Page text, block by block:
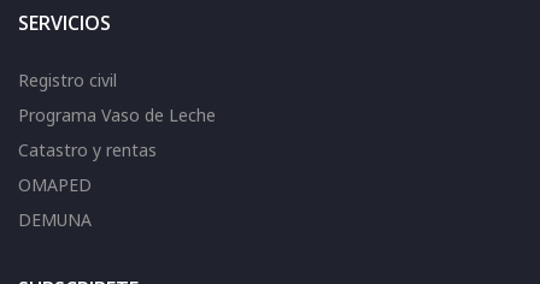
SERVICIOS
Registro civil
Programa Vaso de Leche
Catastro y rentas
OMAPED
DEMUNA